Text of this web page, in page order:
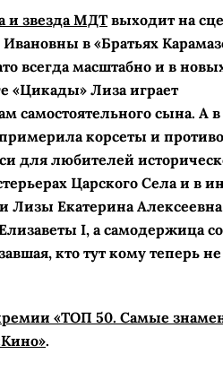
и звезда МДТвыходит на
в «Братьях
всегда масштабно и в
«Цикады» Лиза играет
сына. А в
корсеты и
для любителей
Царского Села и в
Лизы Екатерина
I, а самодержица со
кто тут кому теперь
«ТОП 50. Самые
.